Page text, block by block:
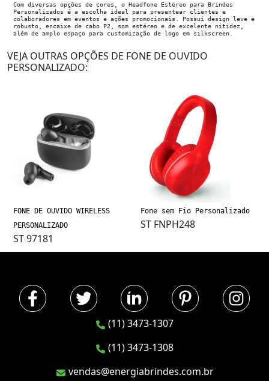
Com diversas opções de cores, o Headfone Estéreo para Brindes
Personalizados é a escolha ideal para presentear clientes e
colaboradores em eventos e ações promocionais. Possui design leve e
robusto, encaixe de cabo P2, som estéreo e de excelente nitidez,
além de amplo espaço para customização de logo em silkscreen.
VEJA OUTRAS OPÇÕES DE FONE DE OUVIDO
PERSONALIZADO:
FONE DE OUVIDO WIRELESS
PERSONALIZADO
ST 97181
Fone sem Fio Personalizado
ST FNPH248
(11) 3473-1307
(11) 3473-1308
vendas@energiabrindes.com.br